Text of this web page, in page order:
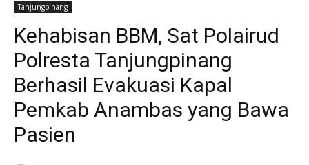
Tanjungpinang
Kehabisan BBM, Sat Polairud
Polresta Tanjungpinang
Berhasil Evakuasi Kapal
Pemkab Anambas yang Bawa
Pasien